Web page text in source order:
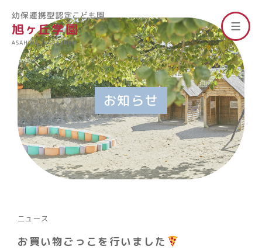
お知らせ
ニュース
お買い物ごっこを行いました